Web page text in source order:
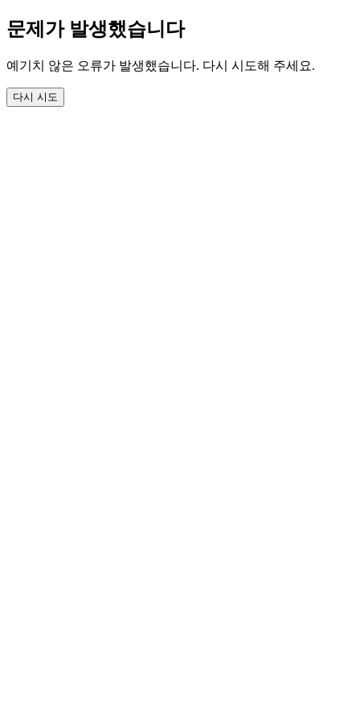
문제가 발생했습니다
예기치 않은 오류가 발생했습니다. 다시 시도해 주세요.
다시 시도